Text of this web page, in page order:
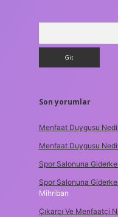
Son yorumlar
Menfaat Duygusu
Menfaat Duygusu
Spor Salonuna
Spor Salonuna
Mihriban
Çıkarcı Ve Menfaatçi